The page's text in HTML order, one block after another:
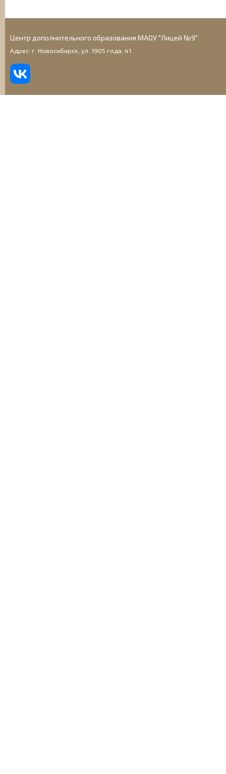
Центр дополнительного образования МАОУ "Лицей №9"
Адрес: г. Новосибирск, ул. 1905 года, 41